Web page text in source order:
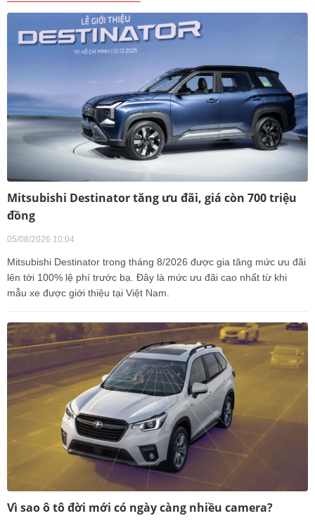
Mitsubishi Destinator tăng ưu đãi, giá còn 700 triệu
đồng
05/08/2026 10:04
Mitsubishi Destinator trong tháng 8/2026 được gia tăng mức ưu đãi
lên tới 100% lệ phí trước bạ. Đây là mức ưu đãi cao nhất từ khi
mẫu xe được giới thiệu tại Việt Nam.
Vì sao ô tô đời mới có ngày càng nhiều camera?